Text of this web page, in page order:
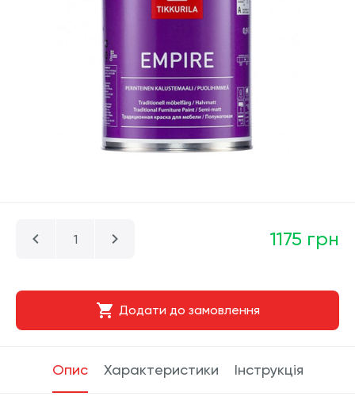
1175 грн
Додати до замовлення
Опис Характеристики Інструкція